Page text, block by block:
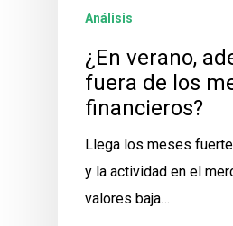
Análisis
¿En verano,
fuera de los
financieros?
Llega los meses
y la actividad en el
valores baja…